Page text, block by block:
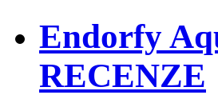
Endorfy
RECENZE